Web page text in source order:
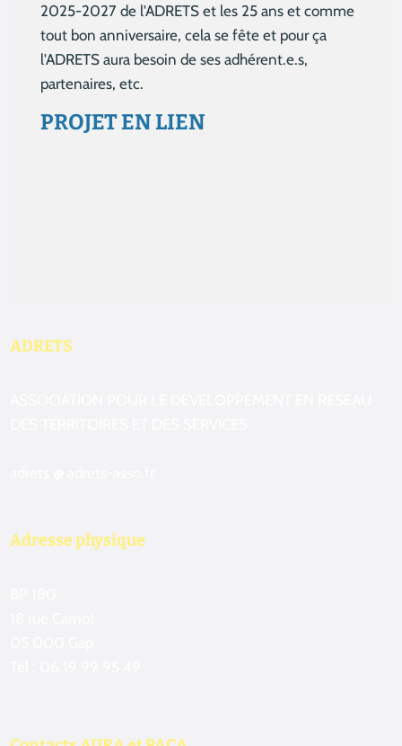
2025-2027 de l'ADRETS et les 25 ans et comme
tout bon anniversaire, cela se fête et pour ça
l'ADRETS aura besoin de ses adhérent.e.s,
partenaires, etc.
PROJET EN LIEN
ADRETS
Adresse physique